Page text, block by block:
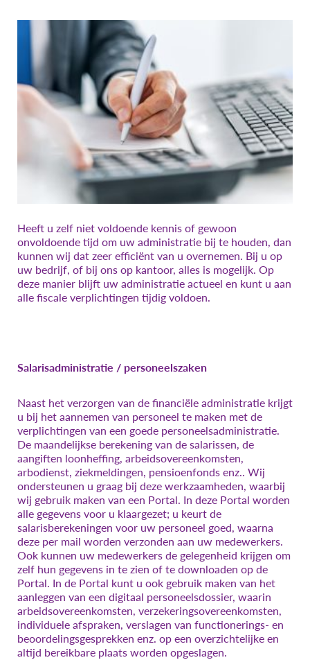
Heeft u zelf niet voldoende kennis of gewoon
onvoldoende tijd om uw administratie bij te houden, dan
kunnen wij dat zeer efficiënt van u overnemen. Bij u op
uw bedrijf, of bij ons op kantoor, alles is mogelijk. Op
deze manier blijft uw administratie actueel en kunt u aan
alle fiscale verplichtingen tijdig voldoen.
Salarisadministratie / personeelszaken
Naast het verzorgen van de financiële administratie krijgt
u bij het aannemen van personeel te maken met de
verplichtingen van een goede personeelsadministratie.
De maandelijkse berekening van de salarissen, de
aangiften loonheffing, arbeidsovereenkomsten,
arbodienst, ziekmeldingen, pensioenfonds enz.. Wij
ondersteunen u graag bij deze werkzaamheden, waarbij
wij gebruik maken van een Portal. In deze Portal worden
alle gegevens voor u klaargezet; u keurt de
salarisberekeningen voor uw personeel goed, waarna
deze per mail worden verzonden aan uw medewerkers.
Ook kunnen uw medewerkers de gelegenheid krijgen om
zelf hun gegevens in te zien of te downloaden op de
Portal. In de Portal kunt u ook gebruik maken van het
aanleggen van een digitaal personeelsdossier, waarin
arbeidsovereenkomsten, verzekeringsovereenkomsten,
individuele afspraken, verslagen van functionerings- en
beoordelingsgesprekken enz. op een overzichtelijke en
altijd bereikbare plaats worden opgeslagen.